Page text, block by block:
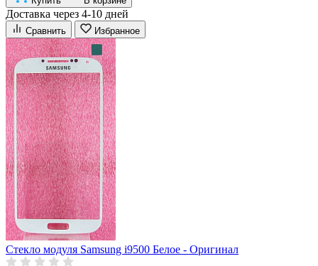
Доставка через 4-10 дней
Сравнить Избранное
Стекло модуля Samsung i9500 Белое - Оригинал